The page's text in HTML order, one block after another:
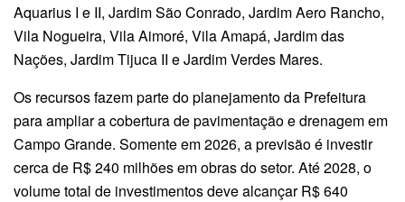
Aquarius I e II, Jardim São Conrado, Jardim Aero Rancho,
Vila Nogueira, Vila Aimoré, Vila Amapá, Jardim das
Nações, Jardim Tijuca II e Jardim Verdes Mares.
Os recursos fazem parte do planejamento da Prefeitura
para ampliar a cobertura de pavimentação e drenagem em
Campo Grande. Somente em 2026, a previsão é investir
cerca de R$ 240 milhões em obras do setor. Até 2028, o
volume total de investimentos deve alcançar R$ 640